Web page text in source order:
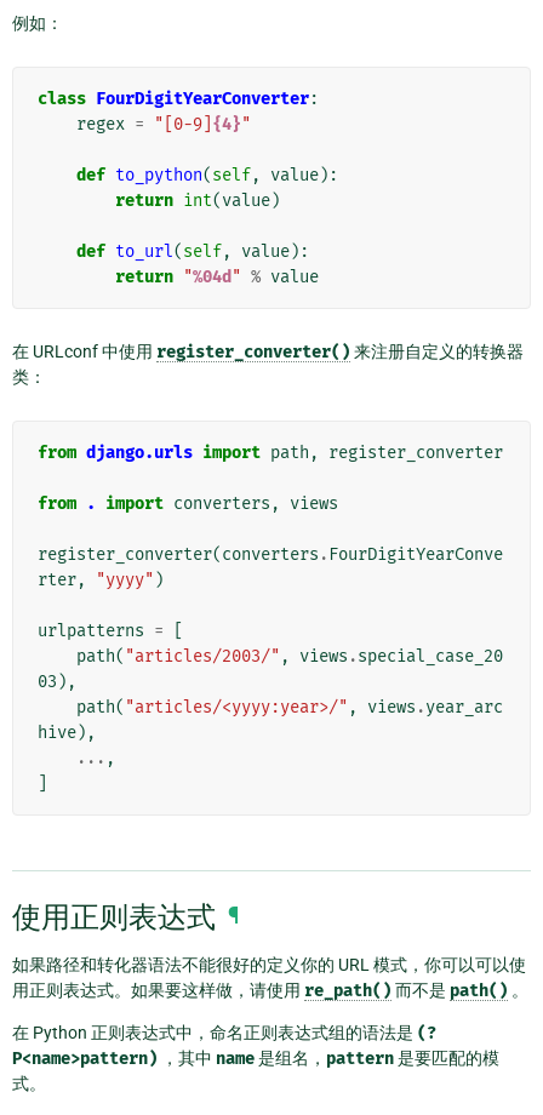
例如：
class FourDigitYearConverter:
regex = "[0-9] {4}"
def to_python(self, value):
return int(value)
def to_url(self, value):
return "%04d" % value
在 URLconf 中使用 register_converter() 来注册自定义的转换器
类：
from django.urls import path , register_converter
from . import converters , views
register_converter(converters . FourDigitYearConve
rter, "yyyy" )
urlpatterns =
path( "articles/2003/" , views .special_case_20
03 ),
path( "articles/<yyyy:year>/" , views .year_arc
hive),
... ,
使用正则表达式 ¶
如果路径和转化器语法不能很好的定义你的 URL 模式，你可以可以使
用正则表达式。如果要这样做，请使用 re_path() 而不是 path() 。
在 Python 正则表达式中，命名正则表达式组的语法是 (?
P<name>pattern) ，其中 name是组名， pattern是要匹配的模
式。